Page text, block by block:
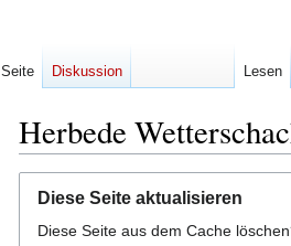
Herbede
Navigation
springen
Suche
springen
Diese Seite aktualisieren
Diese Seite aus dem Cache
Seite Diskussion Lesen